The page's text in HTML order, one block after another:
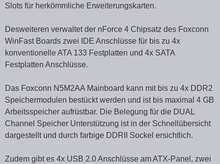
Slots für herkömmliche Erweiterungskarten.
Desweiteren verwaltet der nForce 4 Chipsatz des Foxconn
WinFast Boards zwei IDE Anschlüsse für bis zu 4x
konventionelle ATA 133 Festplatten und 4x SATA
Festplatten Anschlüsse.
Das Foxconn N5M2AA Mainboard kann mit bis zu 4x DDR2
Speichermodulen bestückt werden und ist bis maximal 4 GB
Arbeitsspeicher aufrüstbar. Die Belegung für die DUAL
Channel Speicher Unterstützung ist in der Schnellübersicht
dargestellt und durch farbige DDRII Sockel ersichtlich.
Zudem gibt es 4x USB 2.0 Anschlüsse am ATX-Panel, zwei